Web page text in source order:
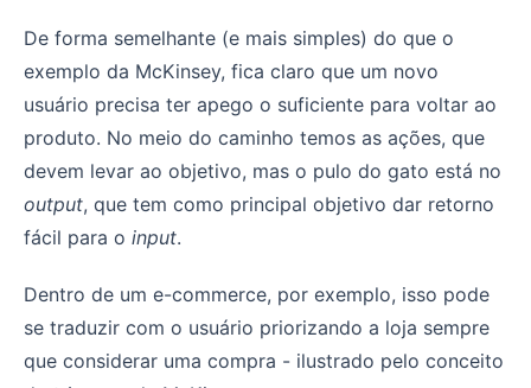
De forma semelhante (e mais simples) do que o
exemplo da McKinsey, fica claro que um novo
usuário precisa ter apego o suficiente para voltar ao
produto. No meio do caminho temos as ações, que
devem levar ao objetivo, mas o pulo do gato está no
output, que tem como principal objetivo dar retorno
fácil para o input.
Dentro de um e-commerce, por exemplo, isso pode
se traduzir com o usuário priorizando a loja sempre
que considerar uma compra - ilustrado pelo conceito